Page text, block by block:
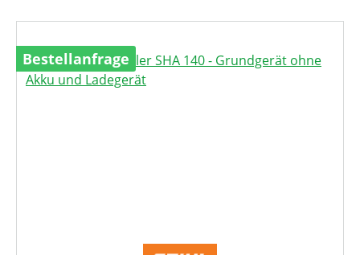
Bestellanfrage